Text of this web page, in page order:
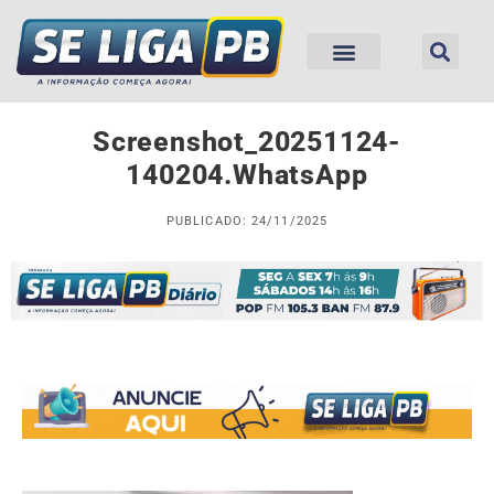
Screenshot_20251124-
140204.WhatsApp
PUBLICADO: 24/11/2025